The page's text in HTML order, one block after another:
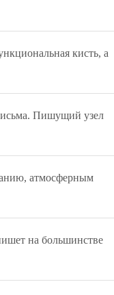
кисть, а
Пишущий узел
атмосферным
на большинстве